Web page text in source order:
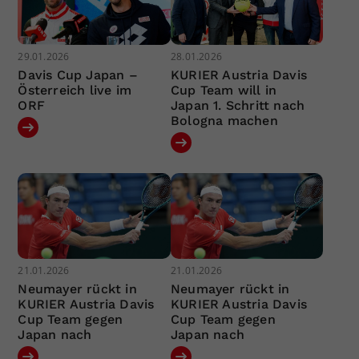
29.01.2026
Davis Cup Japan –
Österreich live im
ORF
28.01.2026
KURIER Austria Davis
Cup Team will in
Japan 1. Schritt nach
Bologna machen
21.01.2026
Neumayer rückt in
KURIER Austria Davis
Cup Team gegen
Japan nach
21.01.2026
Neumayer rückt in
KURIER Austria Davis
Cup Team gegen
Japan nach